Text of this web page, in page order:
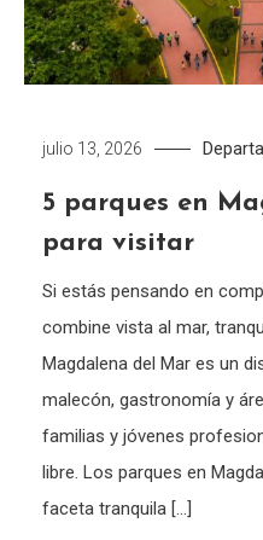
julio 13, 2026
5 parques en
para visitar
Si estás pensando en
combine vista al mar,
Magdalena del Mar es un
malecón, gastronomía y
familias y jóvenes
libre. Los parques en
faceta tranquila […]